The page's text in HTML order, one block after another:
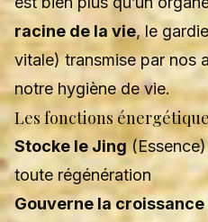
racine de la vie, le
vitale) transmise par nos
notre hygiène de vie.
Les fonctions
Stocke le Jing
toute régénération
Gouverne la